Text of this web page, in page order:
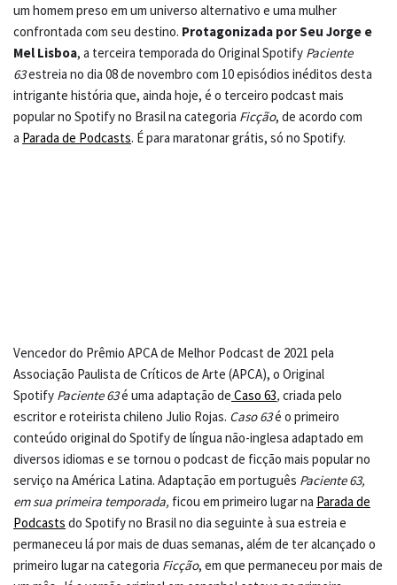
um homem preso em um universo alternativo e uma mulher
confrontada com seu destino. Protagonizada por Seu Jorge e
Mel Lisboa, a terceira temporada do Original Spotify Paciente
63estreia no dia 08 de novembro com 10 episódios inéditos desta
intrigante história que, ainda hoje, é o terceiro podcast mais
popular no Spotify no Brasil na categoria Ficção, de acordo com
a Parada de Podcasts. É para maratonar grátis, só no Spotify.
Vencedor do Prêmio APCA de Melhor Podcast de 2021 pela
Associação Paulista de Críticos de Arte (APCA), o Original
Spotify Paciente 63é uma adaptação de Caso 63, criada pelo
escritor e roteirista chileno Julio Rojas. Caso 63é o primeiro
conteúdo original do Spotify de língua não-inglesa adaptado em
diversos idiomas e se tornou o podcast de ficção mais popular no
serviço na América Latina. Adaptação em português Paciente 63,
em sua primeira temporada, ficou em primeiro lugar na Parada de
Podcasts do Spotify no Brasil no dia seguinte à sua estreia e
permaneceu lá por mais de duas semanas, além de ter alcançado o
primeiro lugar na categoria Ficção, em que permaneceu por mais de